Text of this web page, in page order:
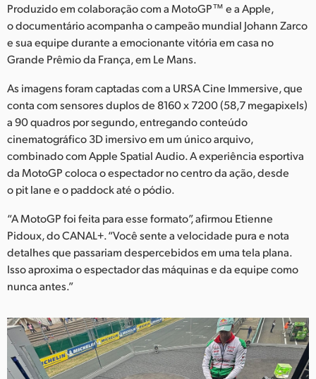
Netherlands
New Zealand
Portugal
Singapore
South Africa
Spain
Sweden
Chinese Taipei
UAE
Ukraine
Produzido em colaboração com a MotoGP™ e a Apple,
o documentário acompanha o campeão mundial Johann Zarco
e sua equipe durante a emocionante vitória em casa no
Grande Prêmio da França, em Le Mans.
As imagens foram captadas com a URSA Cine Immersive, que
conta com sensores duplos de 8160 x 7200 (58,7 megapixels)
a 90 quadros por segundo, entregando conteúdo
cinematográfico 3D imersivo em um único arquivo,
combinado com Apple Spatial Audio. A experiência esportiva
da MotoGP coloca o espectador no centro da ação, desde
o pit lane e o paddock até o pódio.
“A MotoGP foi feita para esse formato”, afirmou Etienne
Pidoux, do CANAL+. “Você sente a velocidade pura e nota
detalhes que passariam despercebidos em uma tela plana.
Isso aproxima o espectador das máquinas e da equipe como
nunca antes.”